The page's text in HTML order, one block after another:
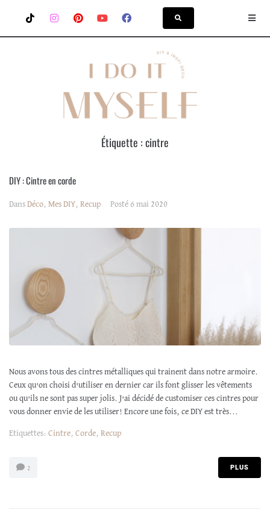
Étiquette :cintre
DIY : Cintre en corde
Dans Déco, Mes DIY, Recup Posté 6 mai 2020
Nous avons tous des cintres métalliques qui trainent dans notre armoire.
Ceux qu'on choisi d'utiliser en dernier car ils font glisser les vêtements
ou qu'ils ne sont pas super jolis. J'ai décidé de customiser ces cintres pour
vous donner envie de les utiliser! Encore une fois, ce DIY est très...
Etiquettes: Cintre, Corde, Recup
2 PLUS